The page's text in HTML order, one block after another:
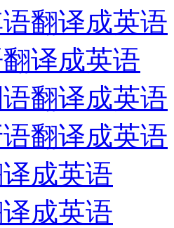
翻译成英语
译成英语
翻译成英语
翻译成英语
成英语
成英语